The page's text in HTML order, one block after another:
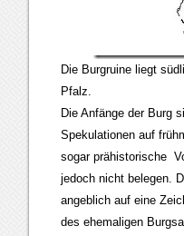
Die Burgruine liegt
Pfalz.
Die Anfänge der Burg
Spekulationen auf
sogar prähistorische
jedoch nicht belegen.
angeblich auf eine
des ehemaligen